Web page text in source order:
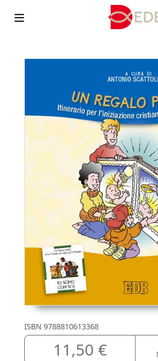
ISBN 9788810613368
11,50 €